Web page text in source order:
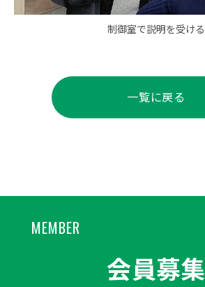
制御室で説明を受ける
一覧に戻る
MEMBER
会員募集